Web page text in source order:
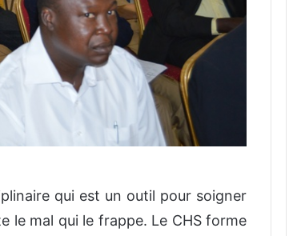
qui est un outil pour soigner
le mal qui le frappe. Le CHS forme